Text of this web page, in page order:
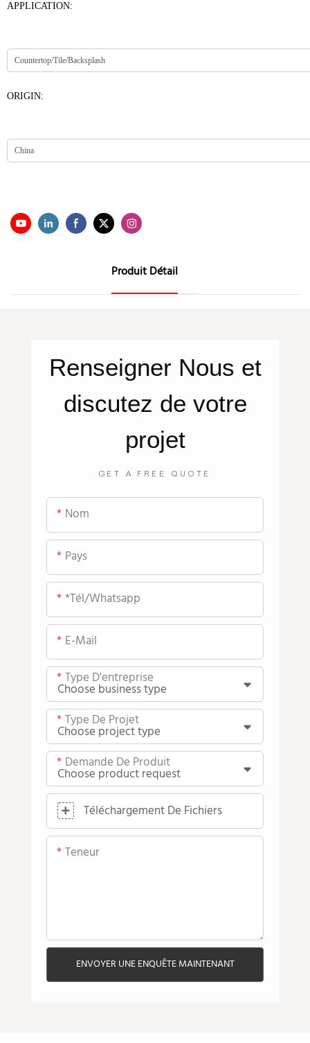
APPLICATION:
ORIGIN:
Produit Détail
Renseigner Nous et
discutez de votre
projet
GET A FREE QUOTE
Nom
Pays
*tél/whatsapp
E-Mail
Type D'entreprise
Type De Projet
Demande De Produit
Téléchargement De Fichiers
Teneur
ENVOYER UNE ENQUÊTE MAINTENANT